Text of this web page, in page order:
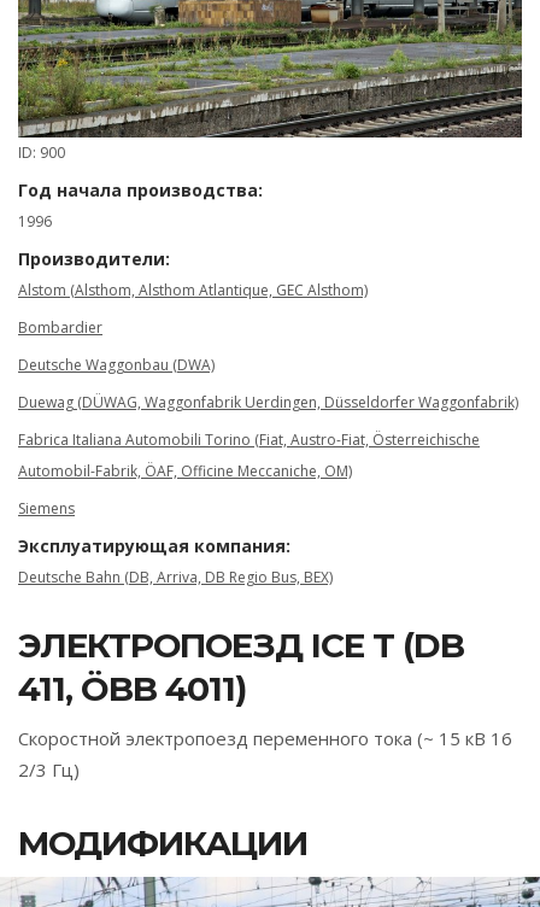
ID: 900
Год начала производства:
1996
Производители:
Alstom (Alsthom, Alsthom Atlantique, GEC Alsthom)
Bombardier
Deutsche Waggonbau (DWA)
Duewag (DÜWAG, Waggonfabrik Uerdingen, Düsseldorfer Waggonfabrik)
Fabrica Italiana Automobili Torino (Fiat, Austro-Fiat, Österreichische
Automobil-Fabrik, ÖAF, Officine Meccaniche, OM)
Siemens
Эксплуатирующая компания:
Deutsche Bahn (DB, Arriva, DB Regio Bus, BEX)
ЭЛЕКТРОПОЕЗД ICE T (DB
411, ÖBB 4011)
Скоростной электропоезд переменного тока (~ 15 кВ 16
2/3 Гц)
МОДИФИКАЦИИ